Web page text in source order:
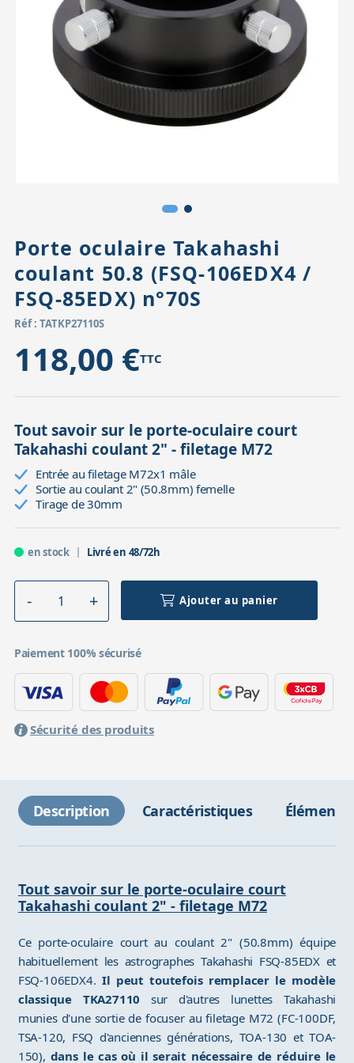
Accessoires pour montures
Têtes
Pièces détachées
Porte oculaire Takahashi
coulant 50.8 (FSQ-106EDX4 /
FSQ-85EDX) n°70S
Réf : TATKP27110S
118,00 €TTC
Tout savoir sur le porte-oculaire court
Takahashi coulant 2" - filetage M72
Entrée au filetage M72x1 mâle
Sortie au coulant 2" (50.8mm) femelle
Tirage de 30mm
en stock Livré en 48/72h
Ajouter au panier
Paiement 100% sécurisé
Sécurité des produits
Description Caractéristiques Éléments
Tout savoir sur le porte-oculaire court
Takahashi coulant 2" - filetage M72
Ce porte-oculaire court au coulant 2" (50.8mm) équipe
habituellement les astrographes Takahashi FSQ-85EDX et
FSQ-106EDX4. Il peut toutefois remplacer le modèle
classique TKA27110 sur d'autres lunettes Takahashi
munies d'une sortie de focuser au filetage M72 (FC-100DF,
TSA-120, FSQ d'anciennes générations, TOA-130 et TOA-
150), dans le cas où il serait nécessaire de réduire le